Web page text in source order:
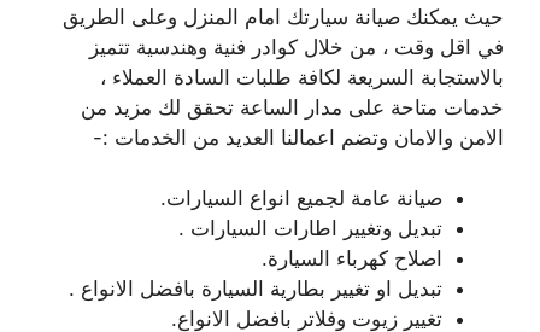
حيث يمكنك صيانة سيارتك امام المنزل وعلى الطريق
في اقل وقت ، من خلال كوادر فنية وهندسية تتميز
بالاستجابة السريعة لكافة طلبات السادة العملاء ،
خدمات متاحة على مدار الساعة تحقق لك مزيد من
الامن والامان وتضم اعمالنا العديد من الخدمات :-
صيانة عامة لجميع انواع السيارات.
تبديل وتغيير اطارات السيارات .
اصلاح كهرباء السيارة.
تبديل او تغيير بطارية السيارة بافضل الانواع .
تغيير زيوت وفلاتر بافضل الانواع.